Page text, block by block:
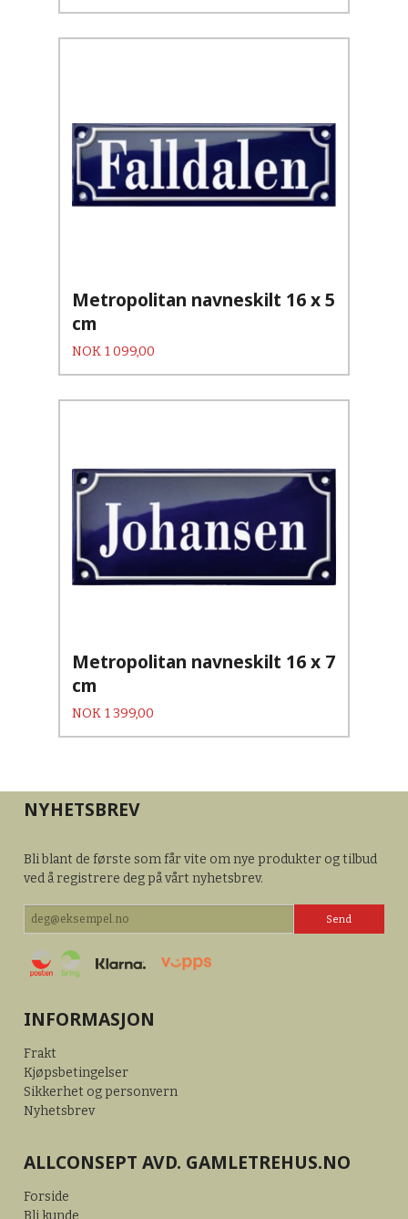
Metropolitan navneskilt 16 x 5
cm
Pris
NOK 1 099,00
Metropolitan navneskilt 16 x 7
cm
Pris
NOK 1 399,00
NYHETSBREV
Bli blant de første som får vite om nye produkter og tilbud
ved å registrere deg på vårt nyhetsbrev.
INFORMASJON
Frakt
Kjøpsbetingelser
Sikkerhet og personvern
Nyhetsbrev
ALLCONSEPT AVD. GAMLETREHUS.NO
Forside
Bli kunde